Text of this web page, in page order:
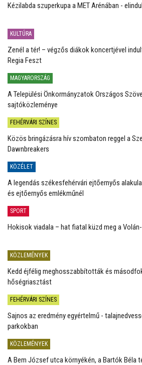
Kézilabda szuperkupa a MET Arénában -
KULTÚRA
Zenél a tér! – végzős diákok koncertjével
Regia Feszt
MAGYARORSZÁG
A Települési Önkormányzatok Országos
sajtóközleménye
FEHÉRVÁRI SZÍNES
Közös bringázásra hív szombaton reggel a
Dawnbreakers
KÖZÉLET
A legendás székesfehérvári ejtőernyős
és ejtőernyős emlékműnél
SPORT
Hokisok viadala – hat fiatal küzd meg a
KÖZLEMÉNYEK
Kedd éjfélig meghosszabbították és
hőségriasztást
FEHÉRVÁRI SZÍNES
Sajnos az eredmény egyértelmű -
parkokban
KÖZLEMÉNYEK
A Bem József utca környékén, a Bartók Béla